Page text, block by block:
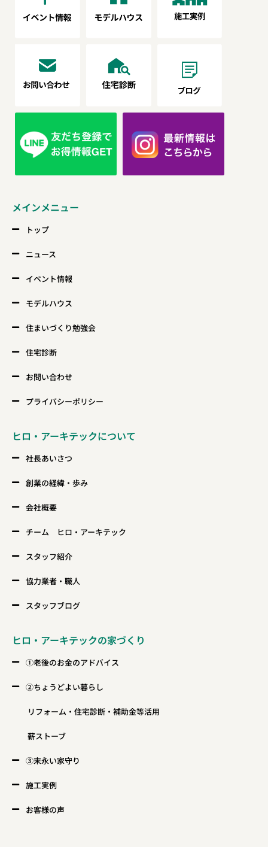
メインメニュー
トップ
ニュース
イベント情報
モデルハウス
住まいづくり勉強会
住宅診断
お問い合わせ
プライバシーポリシー
ヒロ・アーキテックについて
社長あいさつ
創業の経緯・歩み
会社概要
チーム ヒロ・アーキテック
スタッフ紹介
協力業者・職人
スタッフブログ
ヒロ・アーキテックの家づくり
①老後のお金のアドバイス
②ちょうどよい暮らし
リフォーム・住宅診断・補助金等活用
薪ストーブ
③末永い家守り
施工実例
お客様の声